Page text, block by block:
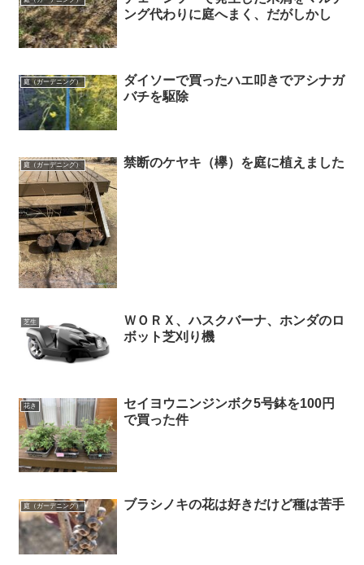
ング代わりに庭へまく、だがしかし
庭（ガーデニング）
ダイソーで買ったハエ叩きでアシナガ
バチを駆除
庭（ガーデニング） 禁断のケヤキ（欅）を庭に植えました
芝生
ＷＯＲＸ、ハスクバーナ、ホンダのロ
ボット芝刈り機
花き
セイヨウニンジンボク5号鉢を100円
で買った件
庭（ガーデニング） ブラシノキの花は好きだけど種は苦手